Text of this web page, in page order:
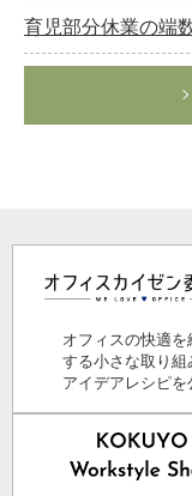
育児部分休業の端
オフィスの快適を
する小さな取り組
アイデアレシピを